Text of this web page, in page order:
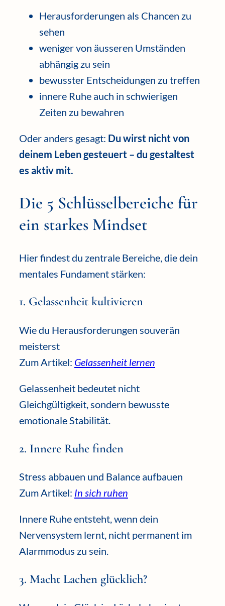
Herausforderungen als Chancen zu
sehen
weniger von äusseren Umständen
abhängig zu sein
bewusster Entscheidungen zu treffen
innere Ruhe auch in schwierigen
Zeiten zu bewahren
Oder anders gesagt: Du wirst nicht von
deinem Leben gesteuert – du gestaltest
es aktiv mit.
Die 5 Schlüsselbereiche für
ein starkes Mindset
Hier findest du zentrale Bereiche, die dein
mentales Fundament stärken:
1. Gelassenheit kultivieren
Wie du Herausforderungen souverän
meisterst
Zum Artikel: Gelassenheit lernen
Gelassenheit bedeutet nicht
Gleichgültigkeit, sondern bewusste
emotionale Stabilität.
2. Innere Ruhe finden
Stress abbauen und Balance aufbauen
Zum Artikel: In sich ruhen
Innere Ruhe entsteht, wenn dein
Nervensystem lernt, nicht permanent im
Alarmmodus zu sein.
3. Macht Lachen glücklich?